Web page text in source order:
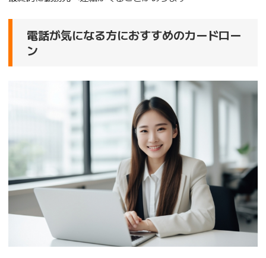
電話が気になる方におすすめのカードロー
ン